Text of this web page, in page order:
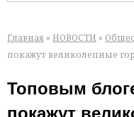
Главная » НОВОСТИ »
покажут великолепные
Топовым